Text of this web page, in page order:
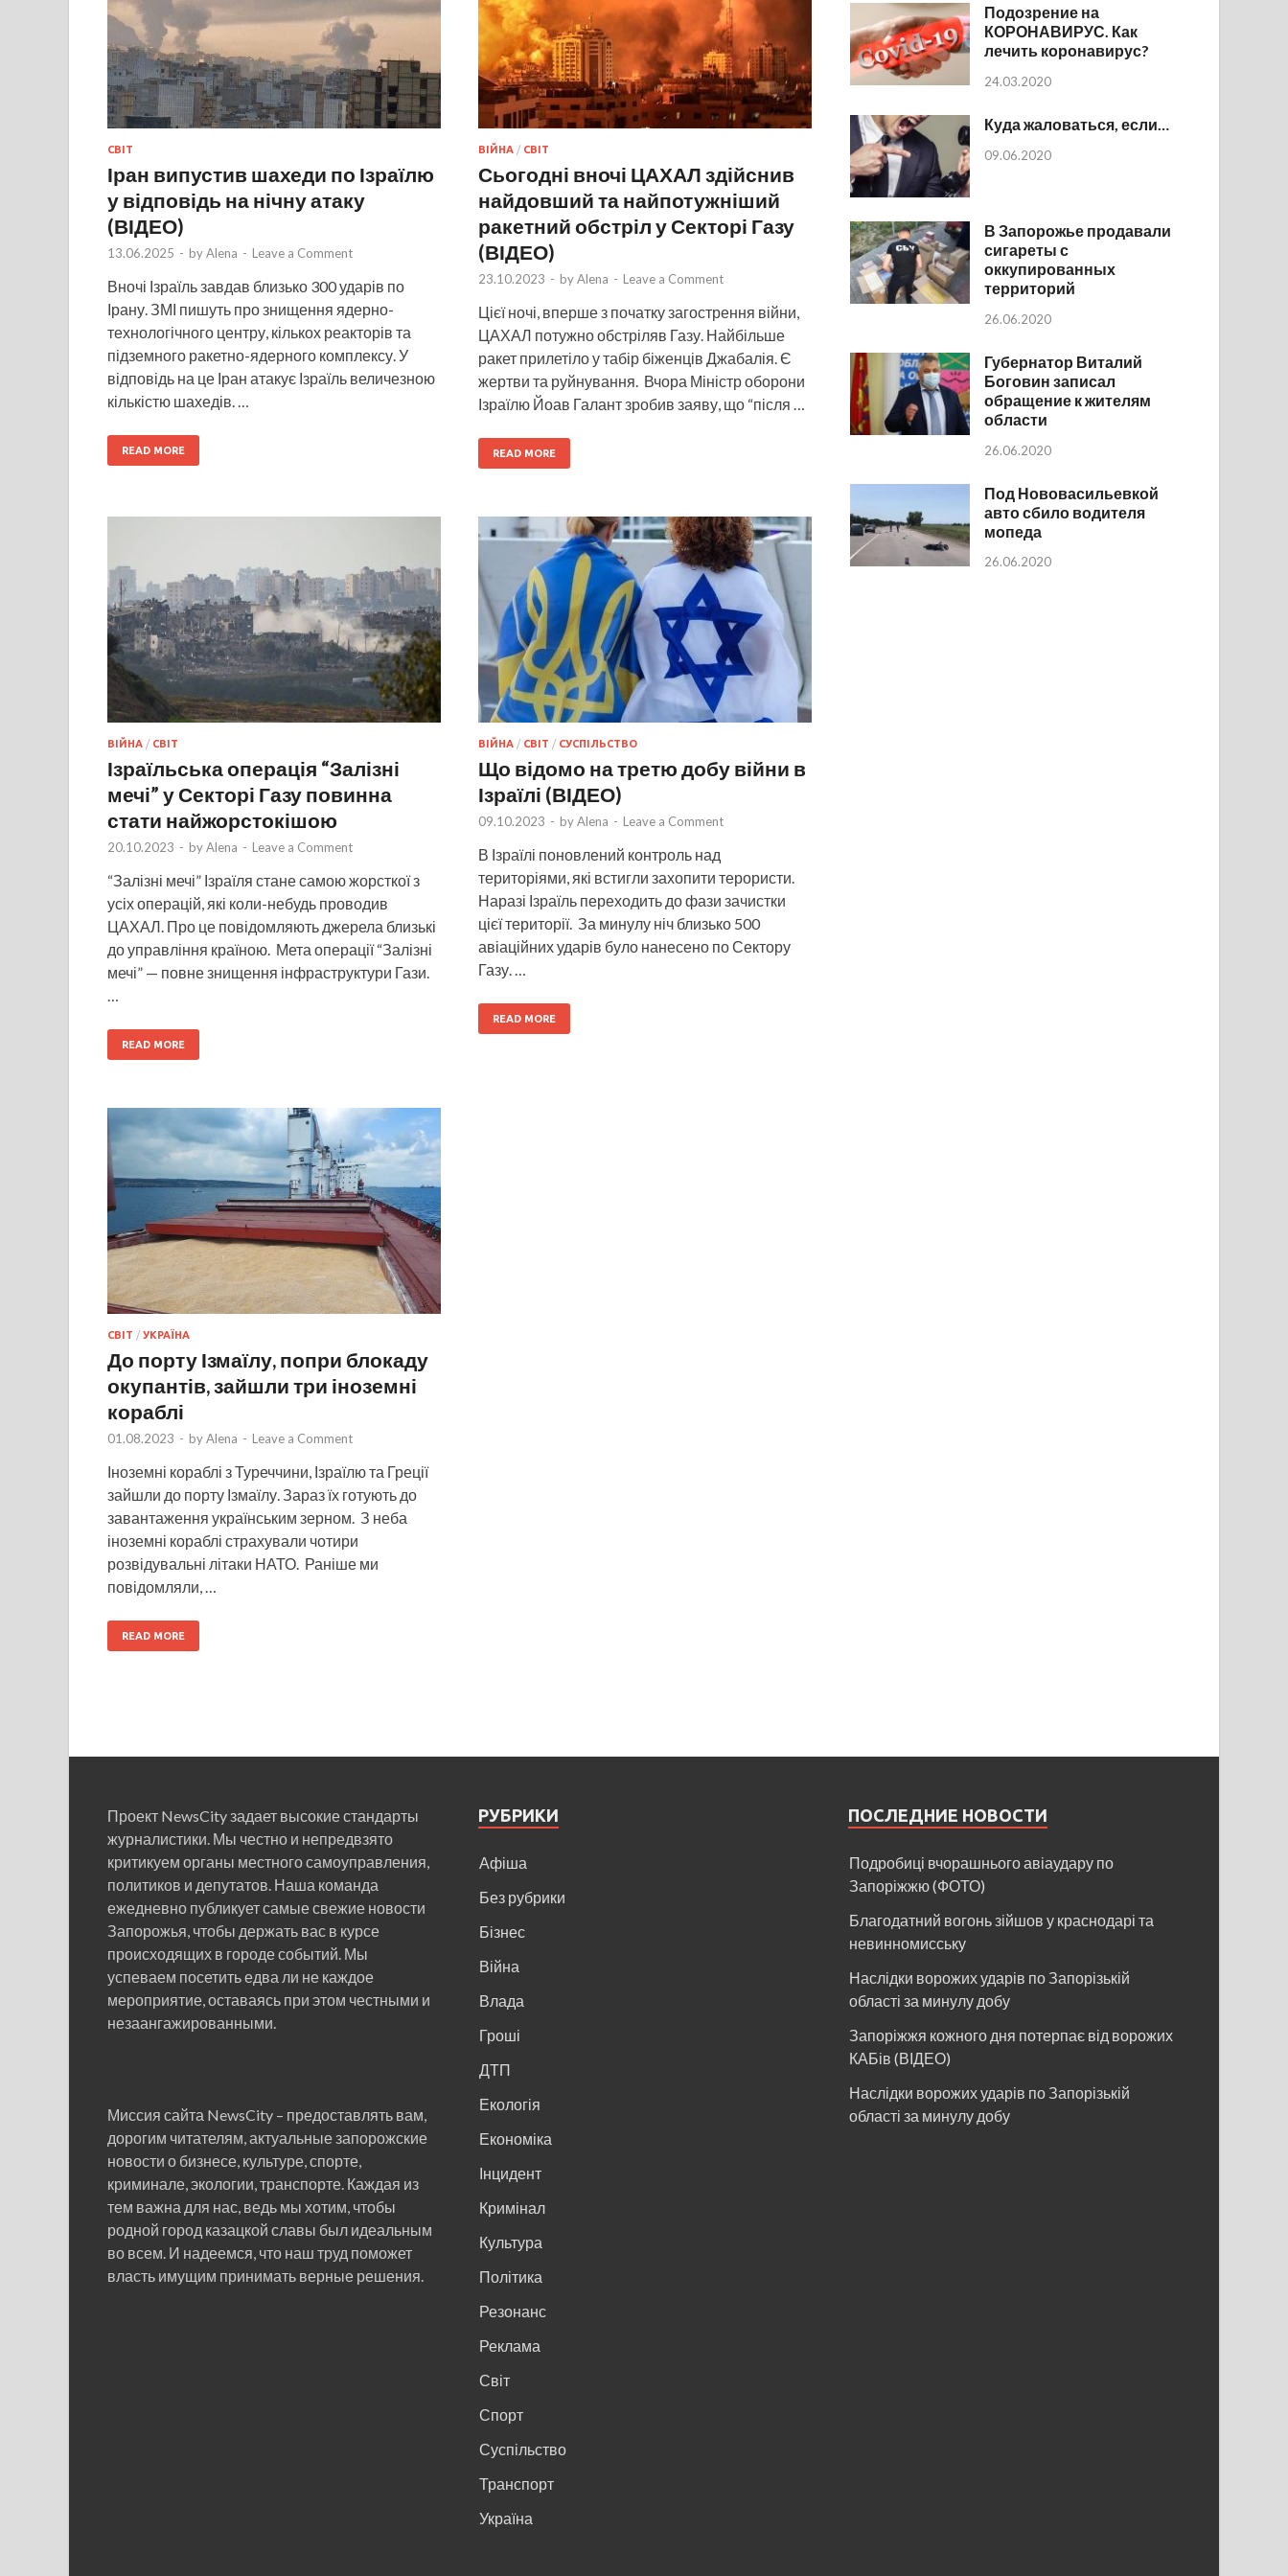
СВІТ
Іран випустив шахеди по Ізраїлю
у відповідь на нічну атаку
(ВІДЕО)
13.06.2025 - byAlena - Leave a Comment
Вночі Ізраїль завдав близько 300 ударів по
Ірану. ЗМІ пишуть про знищення ядерно-
технологічного центру, кількох реакторів та
підземного ракетно-ядерного комплексу. У
відповідь на це Іран атакує Ізраїль величезною
кількістю шахедів. …
READ MORE
ВІЙНА / СВІТ
Сьогодні вночі ЦАХАЛ здійснив
найдовший та найпотужніший
ракетний обстріл у Секторі Газу
(ВІДЕО)
23.10.2023 - byAlena - Leave a Comment
Цієї ночі, вперше з початку загострення війни,
ЦАХАЛ потужно обстріляв Газу. Найбільше
ракет прилетіло у табір біженців Джабалія. Є
жертви та руйнування. Вчора Міністр оборони
Ізраїлю Йоав Галант зробив заяву, що “після …
READ MORE
ВІЙНА / СВІТ
Ізраїльська операція “Залізні
мечі” у Секторі Газу повинна
стати найжорстокішою
20.10.2023 - byAlena - Leave a Comment
“Залізні мечі” Ізраїля стане самою жорсткої з
усіх операцій, які коли-небудь проводив
ЦАХАЛ. Про це повідомляють джерела близькі
до управління країною. Мета операції “Залізні
мечі” — повне знищення інфраструктури Гази.
READ MORE
ВІЙНА / СВІТ / СУСПІЛЬСТВО
Що відомо на третю добу війни в
Ізраїлі (ВІДЕО)
09.10.2023 - byAlena - Leave a Comment
В Ізраїлі поновлений контроль над
територіями, які встигли захопити терористи.
Наразі Ізраїль переходить до фази зачистки
цієї території. За минулу ніч близько 500
авіаційних ударів було нанесено по Сектору
Газу. …
READ MORE
СВІТ / УКРАЇНА
До порту Ізмаїлу, попри блокаду
окупантів, зайшли три іноземні
кораблі
01.08.2023 - byAlena - Leave a Comment
Іноземні кораблі з Туреччини, Ізраїлю та Греції
зайшли до порту Ізмаїлу. Зараз їх готують до
завантаження українським зерном. З неба
іноземні кораблі страхували чотири
розвідувальні літаки НАТО. Раніше ми
повідомляли, …
READ MORE
Подозрение на
КОРОНАВИРУС. Как
лечить коронавирус?
24.03.2020
Куда жаловаться, если…
09.06.2020
В Запорожье продавали
сигареты с
оккупированных
территорий
26.06.2020
Губернатор Виталий
Боговин записал
обращение к жителям
области
26.06.2020
Под Нововасильевкой
авто сбило водителя
мопеда
26.06.2020
Проект NewsCity задает высокие стандарты
журналистики. Мы честно и непредвзято
критикуем органы местного самоуправления,
политиков и депутатов. Наша команда
ежедневно публикует самые свежие новости
Запорожья, чтобы держать вас в курсе
происходящих в городе событий. Мы
успеваем посетить едва ли не каждое
мероприятие, оставаясь при этом честными и
незаангажированными.
Миссия сайта NewsCity – предоставлять вам,
дорогим читателям, актуальные запорожские
новости о бизнесе, культуре, спорте,
криминале, экологии, транспорте. Каждая из
тем важна для нас, ведь мы хотим, чтобы
родной город казацкой славы был идеальным
во всем. И надеемся, что наш труд поможет
власть имущим принимать верные решения.
РУБРИКИ
Афіша
Без рубрики
Бізнес
Війна
Влада
Гроші
ДТП
Екологія
Економіка
Інцидент
Кримінал
Культура
Політика
Резонанс
Реклама
Світ
Спорт
Суспільство
Транспорт
Україна
ПОСЛЕДНИЕ НОВОСТИ
Подробиці вчорашнього авіаудару по
Запоріжжю (ФОТО)
Благодатний вогонь зійшов у краснодарі та
невинномисську
Наслідки ворожих ударів по Запорізькій
області за минулу добу
Запоріжжя кожного дня потерпає від ворожих
КАБів (ВІДЕО)
Наслідки ворожих ударів по Запорізькій
області за минулу добу